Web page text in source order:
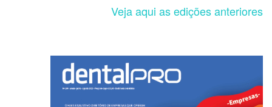
Veja aqui as edições anteriores